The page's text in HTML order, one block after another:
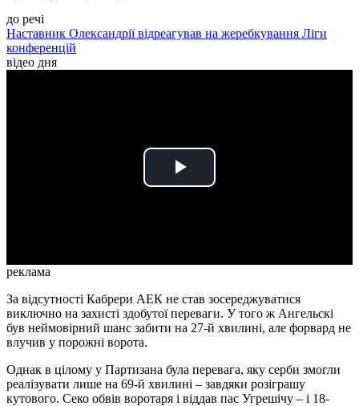
до речі
Наставник Олександрії відреагував на жеребкування Ліги
конференцій
відео дня
Play
реклама
За відсутності Кабрери АЕК не став зосереджуватися
виключно на захисті здобутої переваги. У того ж Ангельскі
був неймовірний шанс забити на 27-й хвилині, але форвард не
влучив у порожні ворота.
Однак в цілому у Партизана була перевага, яку серби змогли
реалізувати лише на 69-й хвилині – завдяки розіграшу
кутового. Секо обвів воротаря і віддав пас Угрешічу – і 18-